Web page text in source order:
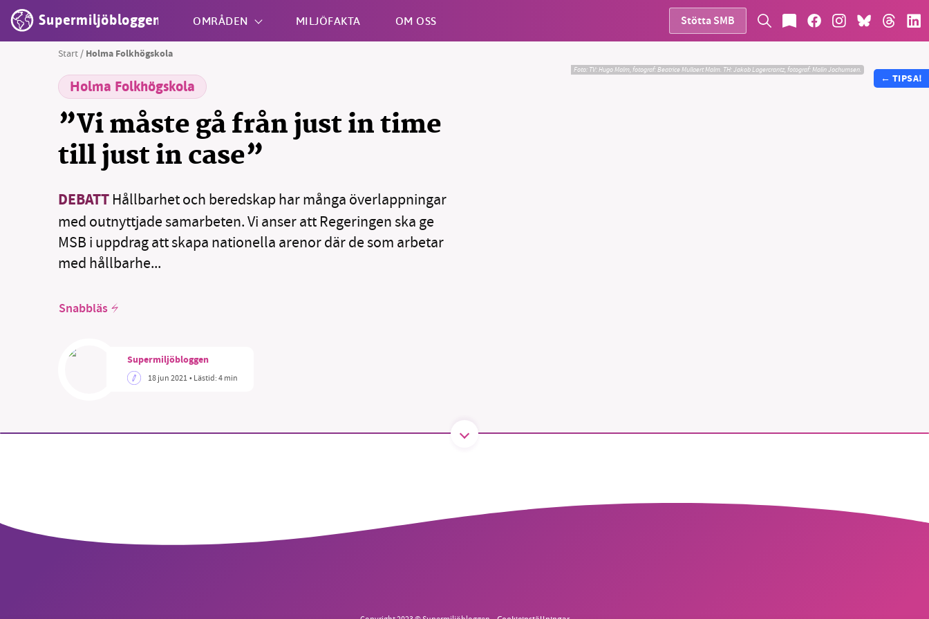
Supermiljöbloggen OMRÅDEN MILJÖFAKTA OM OSS Stötta SMB
Shift + S
Start / Holma Folkhögskola
Holma Folkhögskola
”Vi måste gå från just in time
till just in case”
DEBATT Hållbarhet och beredskap har många överlappningar
med outnyttjade samarbeten. Vi anser att Regeringen ska ge
MSB i uppdrag att skapa nationella arenor där de som arbetar
med hållbarhe...
Snabbläs
Supermiljöbloggen
18 jun 2021• Lästid:4 min
Foto: TV: Hugo Malm, fotograf: Beatrice Mullaert Malm. TH: Jakob Lagercrantz, fotograf: Malin Jochumsen.
← TIPSA!
nyhetsbevakning och granskningar. Nu vill vi utveckla vårt arbete –
1231368703